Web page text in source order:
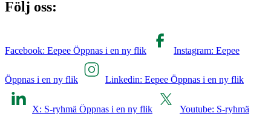
Följ oss:
Facebook: Eepee Öppnas i en ny flik Instagram: Eepee
Öppnas i en ny flik Linkedin: Eepee Öppnas i en ny flik
X: S-ryhmä Öppnas i en ny flik Youtube: S-ryhmä